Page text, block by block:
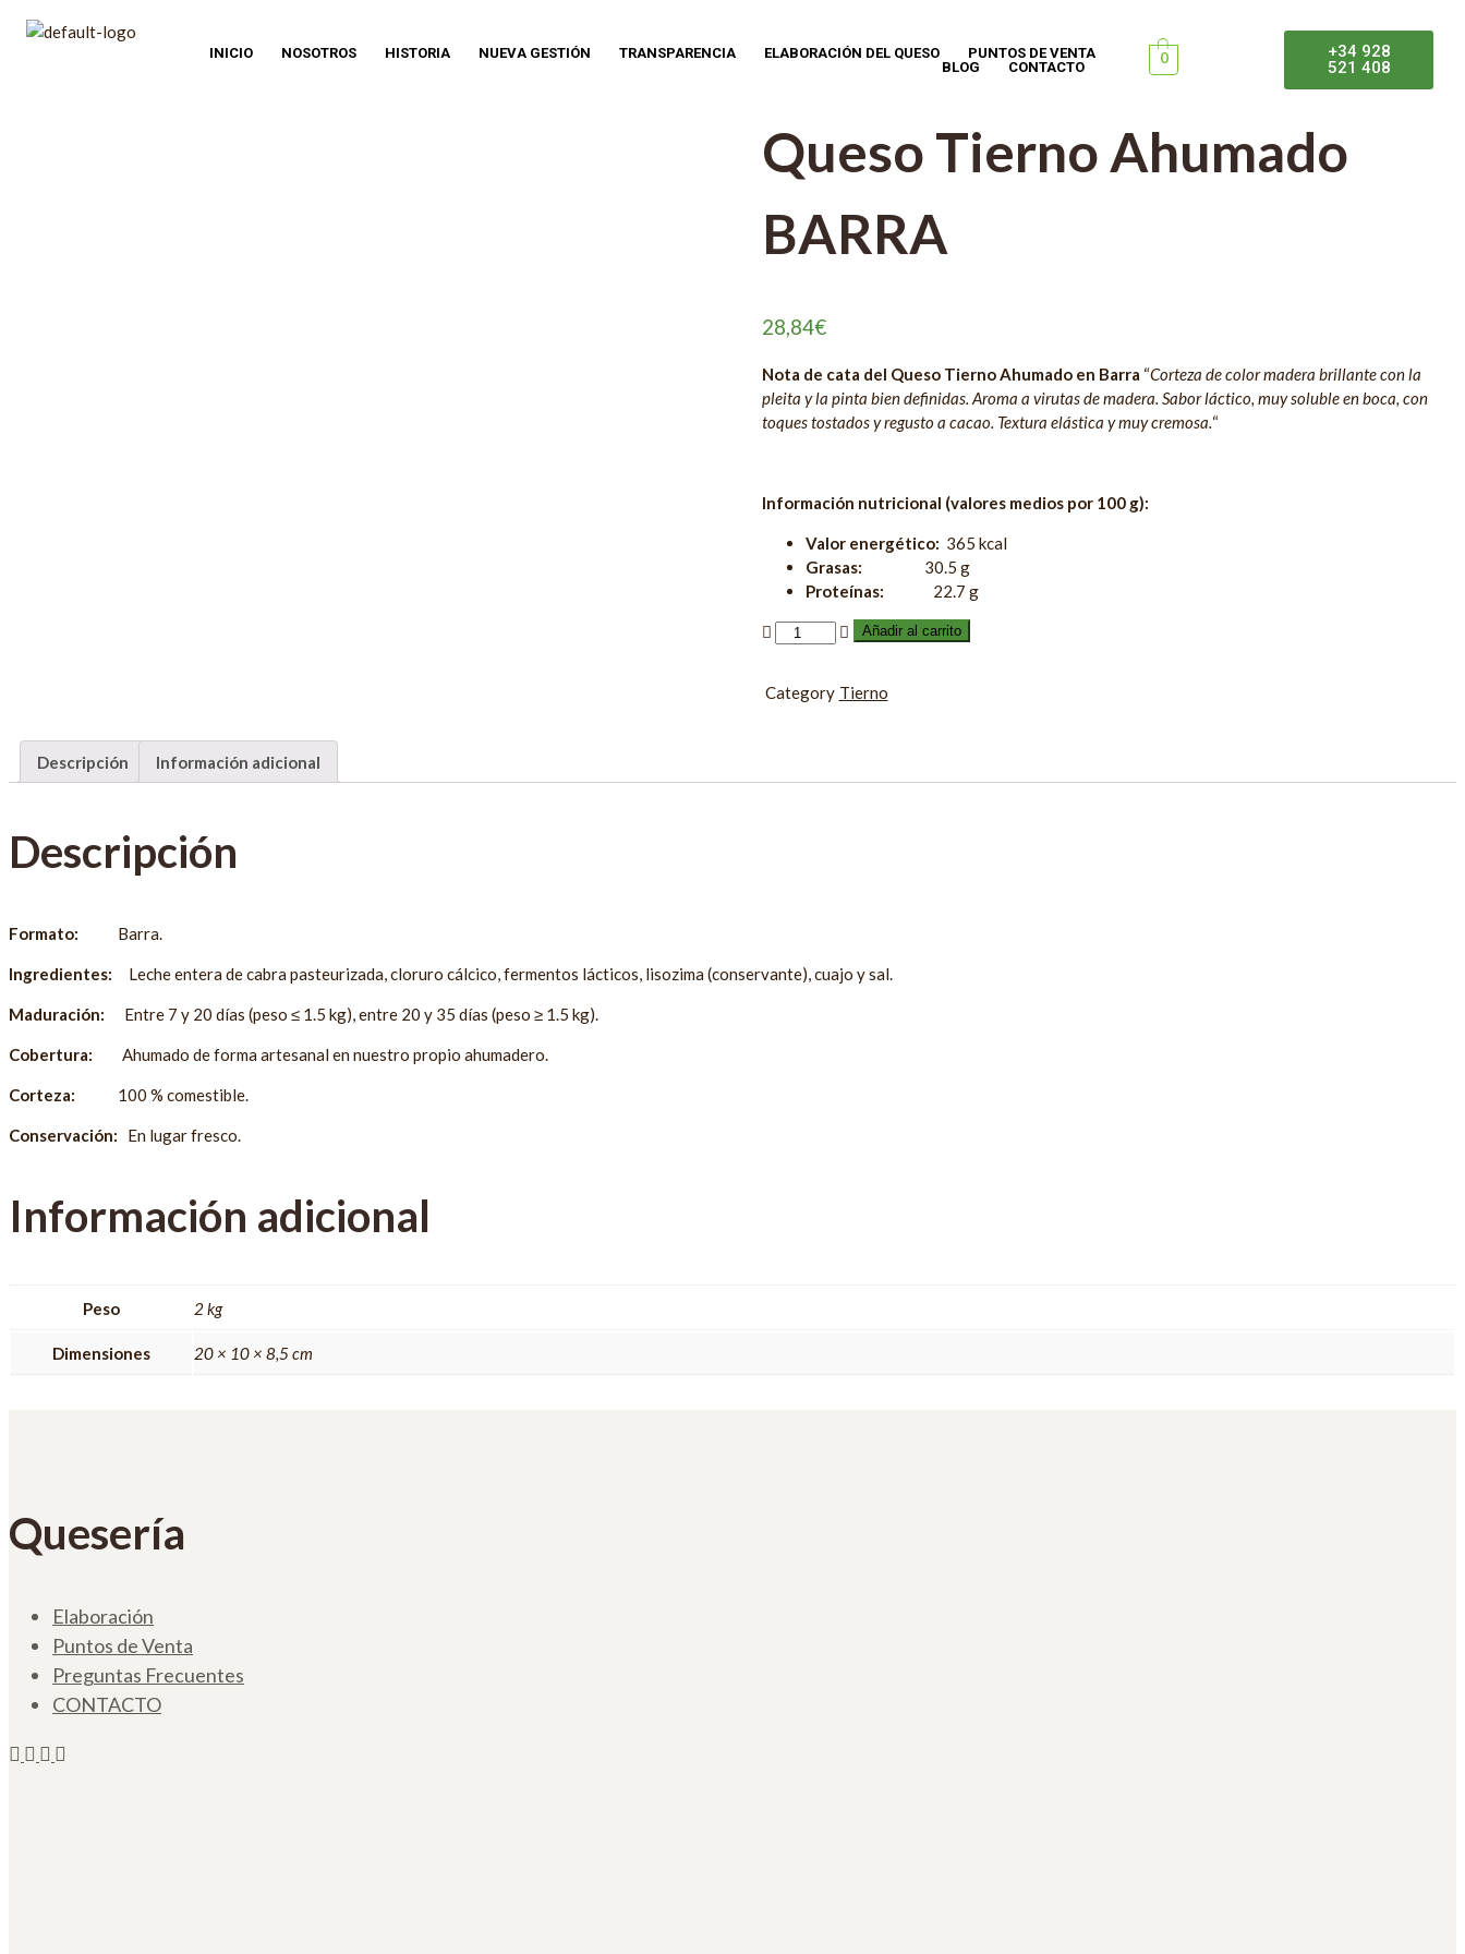
INICIO NOSOTROS HISTORIA NUEVA GESTIÓN TRANSPARENCIA ELABORACIÓN DEL QUESO
PUNTOS DE VENTA
BLOG
CONTACTO
0
+34 928
521 408
Queso Tierno Ahumado
BARRA
28,84€
Nota de cata del Queso Tierno Ahumado en Barra “Corteza de color madera brillante con la
pleita y la pinta bien definidas. Aroma a virutas de madera. Sabor láctico, muy soluble en boca, con
toques tostados y regusto a cacao. Textura elástica y muy cremosa.“
Información nutricional (valores medios por 100 g):
Valor energético: 365 kcal
Grasas:
30.5 g
Proteínas: 22.7 g
Añadir al carrito
Category Tierno
Descripción Información adicional
Descripción
Formato: Barra.
Ingredientes: Leche entera de cabra pasteurizada, cloruro cálcico, fermentos lácticos, lisozima (conservante), cuajo y sal.
Maduración: Entre 7 y 20 días (peso ≤ 1.5 kg), entre 20 y 35 días (peso ≥ 1.5 kg).
Cobertura: Ahumado de forma artesanal en nuestro propio ahumadero.
Corteza: 100 % comestible.
Conservación: En lugar fresco.
Información adicional
Peso 2 kg
Dimensiones 20 × 10 × 8,5 cm
Quesería
Elaboración
Puntos de Venta
Preguntas Frecuentes
CONTACTO